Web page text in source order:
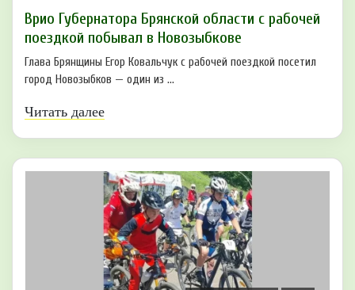
Врио Губернатора Брянской области с рабочей
поездкой побывал в Новозыбкове
Глава Брянщины Егор Ковальчук с рабочей поездкой посетил
город Новозыбков — один из ...
Читать далее